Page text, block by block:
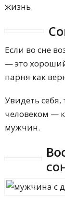
жизнь.
Если во сне
— это
парня как
Увидеть
человеком —
мужчин.